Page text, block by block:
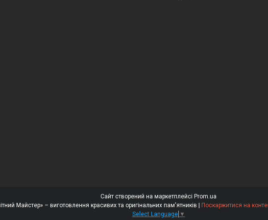
Сайт створений на маркетплейсі Prom.ua
⭐⭐⭐⭐⭐ «Гранітний Майстер» – виготовлення красивих та оригінальних пам'ятників | Поскаржитися на
Select Language ▼